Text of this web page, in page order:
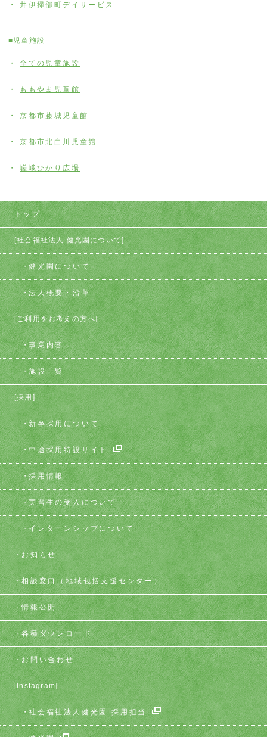
井伊掃部町デイサービス
■児童施設
全ての児童施設
ももやま児童館
京都市藤城児童館
京都市北白川児童館
嵯峨ひかり広場
トップ
[社会福祉法人 健光園について]
健光園について
法人概要・沿革
[ご利用をお考えの方へ]
事業内容
施設一覧
[採用]
新卒採用について
中途採用特設サイト
採用情報
実習生の受入について
インターンシップについて
お知らせ
相談窓口（地域包括支援センター）
情報公開
各種ダウンロード
お問い合わせ
[Instagram]
社会福祉法人健光園 採用担当